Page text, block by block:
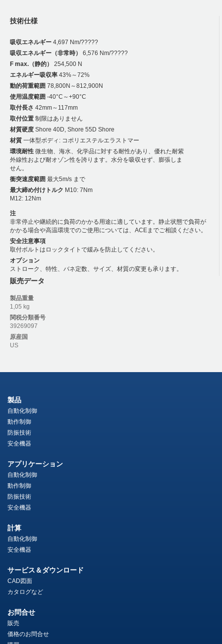
技術仕様
吸収エネルギー 4,697 Nm/?????
吸収エネルギー（非常時）
6,576 Nm/?????
F max.（静的）
254,500 N
エネルギー吸収率 43%～72%
動的荷重範囲 78,800N～812,900N
使用温度範囲 -40°C～+90°C
取付長さ 42mm～117mm
取付位置 制限はありません
材質硬度 Shore 40D, Shore 55D Shore
材質 一体型ボディ: コポリエステルエラストマー
環境耐性 微生物、海水、化学品に対する耐性があり、優れた耐紫
外線性および耐オゾン性を誇ります。水分を吸収せず、膨張しま
せん。
衝突速度範囲 最大5m/s まで
最大締め付けトルク M10: 7Nm
M12: 12Nm
注
非常停止や継続的に負荷のかかる用途に適しています。静止状態で負荷が
かかる場合や高温環境でのご使用については、ACEまでご相談ください。
安全注意事項
取付ボルトはロックタイトで緩みを防止してください。
オプション
ストローク、特性、バネ定数、サイズ、材質の変更も承ります。
販売データ
製品重量
1,05 kg
関税分類番号
39269097
原産国
US
製品
自動化制御
動作制御
防振技術
安全機器
アプリケーション
自動化制御
動作制御
防振技術
安全機器
計算
自動化制御
安全機器
サービス＆ダウンロード
CAD図面
カタログなど
お問合せ
販売
価格のお問合せ